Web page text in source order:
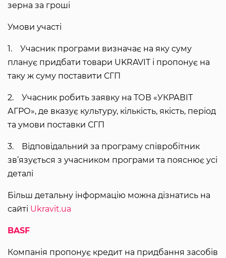
зерна за гроші
Умови участі
1. Учасник програми визначає на яку суму
планує придбати товари UKRAVIT і пропонує на
таку ж суму поставити СГП
2. Учасник робить заявку на ТОВ «УКРАВІТ
АГРО», де вказує культуру, кількість, якість, період
та умови поставки СГП
3. Відповідальний за програму співробітник
зв’язується з учасником програми та пояснює усі
деталі
Більш детальну інформацію можна дізнатись на
сайті Ukravit.ua
BASF
Компанія пропонує кредит на придбання засобів